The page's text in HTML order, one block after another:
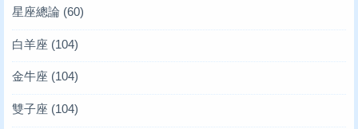
星座總論 (60)
白羊座 (104)
金牛座 (104)
雙子座 (104)